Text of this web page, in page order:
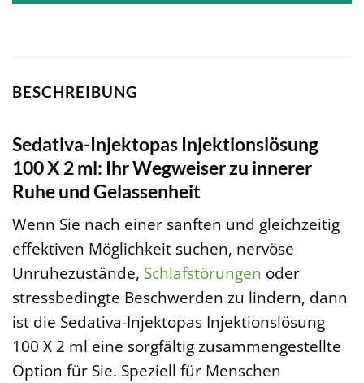
BESCHREIBUNG
Sedativa-Injektopas Injektionslösung
100 X 2 ml: Ihr Wegweiser zu innerer
Ruhe und Gelassenheit
Wenn Sie nach einer sanften und gleichzeitig
effektiven Möglichkeit suchen, nervöse
Unruhezustände, Schlafstörungen oder
stressbedingte Beschwerden zu lindern, dann
ist die Sedativa-Injektopas Injektionslösung
100 X 2 ml eine sorgfältig zusammengestellte
Option für Sie. Speziell für Menschen